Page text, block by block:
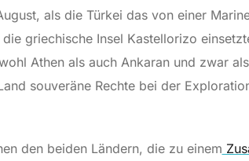
als die Türkei das von einer
griechische Insel Kastellorizo
Athen als auch Ankaran und zwar
souveräne Rechte bei der
den beiden Ländern, die zu einem